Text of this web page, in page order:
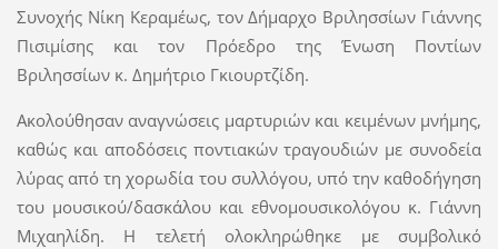
Συνοχής Νίκη Κεραμέως, τον Δήμαρχο Βριλησσίων Γιάννης
Πισιμίσηςκαι τον Πρόεδρο της Ένωση Ποντίων
Βριλησσίωνκ. Δημήτριο Γκιουρτζίδη.
Ακολούθησαν αναγνώσεις μαρτυριών και κειμένων μνήμης,
καθώς και αποδόσεις ποντιακών τραγουδιών με συνοδεία
λύρας από τη χορωδία του συλλόγου, υπό την καθοδήγηση
του μουσικού/δασκάλου και εθνομουσικολόγου κ. Γιάννη
Μιχαηλίδη. Η τελετή ολοκληρώθηκε με συμβολικό